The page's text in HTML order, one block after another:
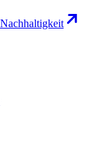
Nachhaltigkeit